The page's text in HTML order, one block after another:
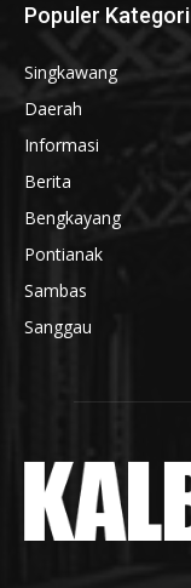
Populer Kategori
Singkawang
Daerah
Informasi
Berita
Bengkayang
Pontianak
Sambas
Sanggau